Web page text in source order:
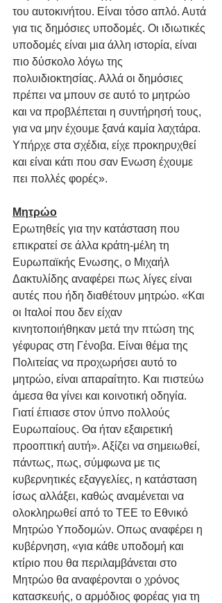
του αυτοκινήτου. Είναι τόσο απλό. Αυτά
για τις δημόσιες υποδομές. Οι ιδιωτικές
υποδομές είναι μια άλλη ιστορία, είναι
πιο δύσκολο λόγω της
πολυιδιοκτησίας. Αλλά οι δημόσιες
πρέπει να μπουν σε αυτό το μητρώο
και να προβλέπεται η συντήρησή τους,
για να μην έχουμε ξανά καμία λαχτάρα.
Υπήρχε στα σχέδια, είχε προκηρυχθεί
και είναι κάτι που σαν Ενωση έχουμε
πει πολλές φορές».
Μητρώο
Ερωτηθείς για την κατάσταση που
επικρατεί σε άλλα κράτη-μέλη τη
Ευρωπαϊκής Ενωσης, ο Μιχαήλ
Δακτυλίδης αναφέρει πως λίγες είναι
αυτές που ήδη διαθέτουν μητρώο. «Και
οι Ιταλοί που δεν είχαν
κινητοποιήθηκαν μετά την πτώση της
γέφυρας στη Γένοβα. Είναι θέμα της
Πολιτείας να προχωρήσει αυτό το
μητρώο, είναι απαραίτητο. Και πιστεύω
άμεσα θα γίνει και κοινοτική οδηγία.
Γιατί έπιασε στον ύπνο πολλούς
Ευρωπαίους. Θα ήταν εξαιρετική
προοπτική αυτή». Αξίζει να σημειωθεί,
πάντως, πως, σύμφωνα με τις
κυβερνητικές εξαγγελίες, η κατάσταση
ίσως αλλάξει, καθώς αναμένεται να
ολοκληρωθεί από το ΤΕΕ το Εθνικό
Μητρώο Υποδομών. Οπως αναφέρει η
κυβέρνηση, «για κάθε υποδομή και
κτίριο που θα περιλαμβάνεται στο
Μητρώο θα αναφέρονται ο χρόνος
κατασκευής, ο αρμόδιος φορέας για τη